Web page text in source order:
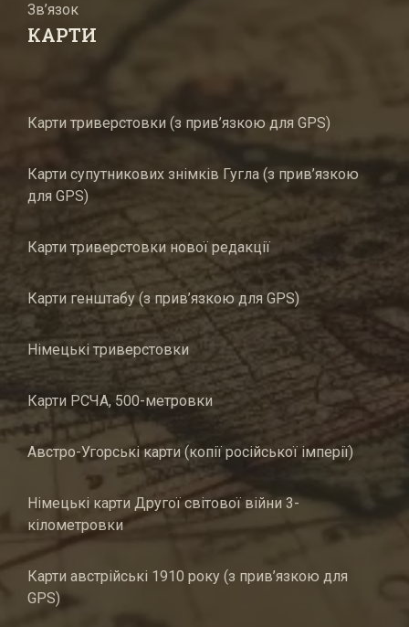
Зв’язок
КАРТИ
Карти триверстовки (з прив’язкою для GPS)
Карти супутникових знімків Гугла (з прив’язкою
для GPS)
Карти триверстовки нової редакції
Карти генштабу (з прив’язкою для GPS)
Німецькі триверстовки
Карти РСЧА, 500-метровки
Австро-Угорські карти (копії російської імперії)
Німецькі карти Другої світової війни 3-
кілометровки
Карти австрійські 1910 року (з прив’язкою для
GPS)